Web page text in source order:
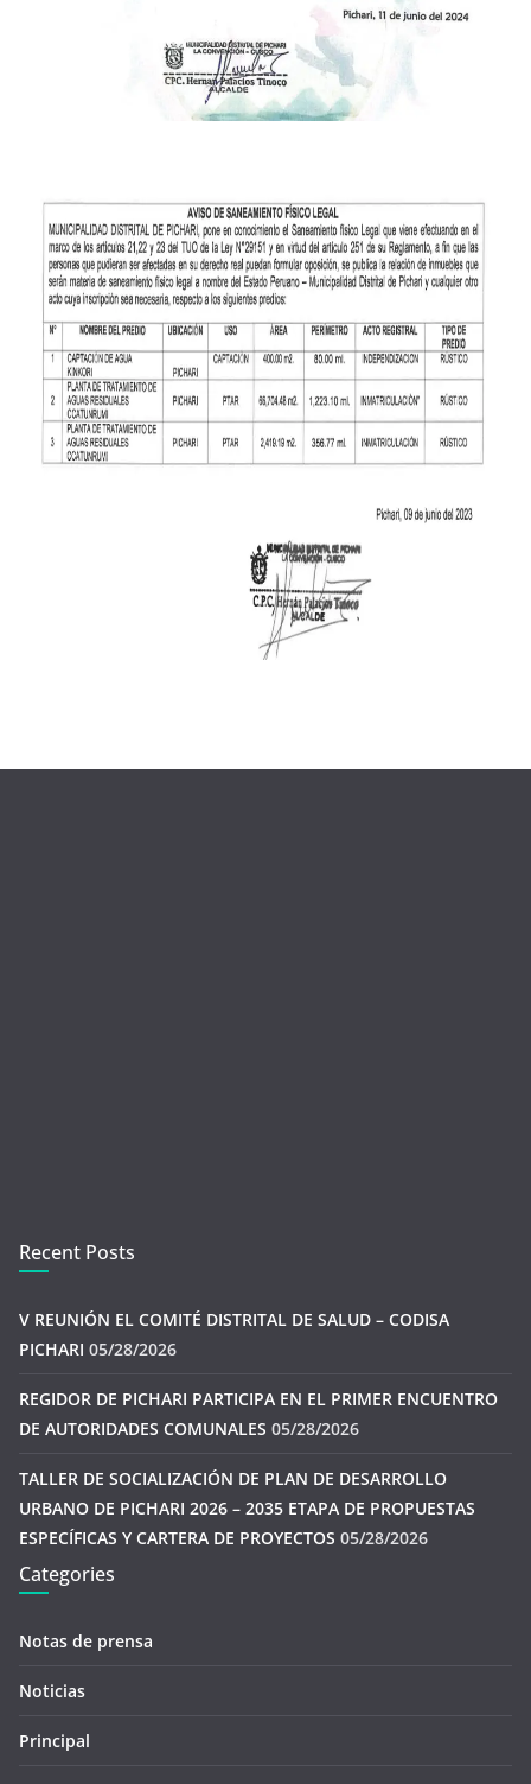
Recent Posts
V REUNIÓN EL COMITÉ DISTRITAL DE SALUD – CODISA
PICHARI 05/28/2026
REGIDOR DE PICHARI PARTICIPA EN EL PRIMER ENCUENTRO
DE AUTORIDADES COMUNALES 05/28/2026
TALLER DE SOCIALIZACIÓN DE PLAN DE DESARROLLO
URBANO DE PICHARI 2026 – 2035 ETAPA DE PROPUESTAS
ESPECÍFICAS Y CARTERA DE PROYECTOS 05/28/2026
Categories
Notas de prensa
Noticias
Principal